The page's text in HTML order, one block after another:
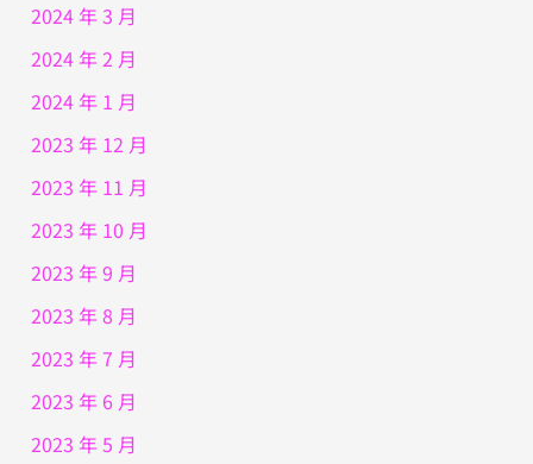
2024 年 3 月
2024 年 2 月
2024 年 1 月
2023 年 12 月
2023 年 11 月
2023 年 10 月
2023 年 9 月
2023 年 8 月
2023 年 7 月
2023 年 6 月
2023 年 5 月